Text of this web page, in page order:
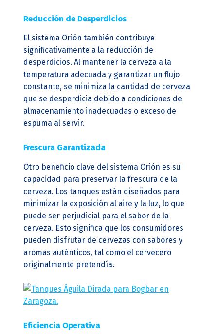
Reducción de Desperdicios
El sistema Orión también contribuye
significativamente a la reducción de
desperdicios. Al mantener la cerveza a la
temperatura adecuada y garantizar un flujo
constante, se minimiza la cantidad de cerveza
que se desperdicia debido a condiciones de
almacenamiento inadecuadas o exceso de
espuma al servir.
Frescura Garantizada
Otro beneficio clave del sistema Orión es su
capacidad para preservar la frescura de la
cerveza. Los tanques están diseñados para
minimizar la exposición al aire y la luz, lo que
puede ser perjudicial para el sabor de la
cerveza. Esto significa que los consumidores
pueden disfrutar de cervezas con sabores y
aromas auténticos, tal como el cervecero
originalmente pretendía.
Eficiencia Operativa